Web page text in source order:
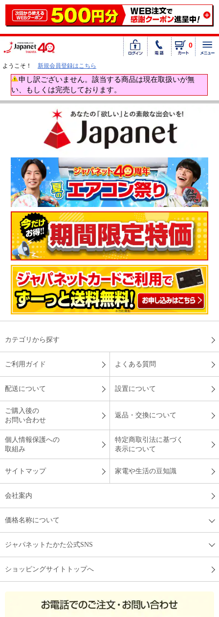
0
ようこそ！ 新規会員登録はこちら
申し訳ございません。該当する商品は現在取扱いが無
い、もしくは完売しております。
カテゴリから探す
ご利用ガイド よくある質問
配送について 設置について
ご購入後の
お問い合わせ
返品・交換について
個人情報保護への
取組み
特定商取引法に基づく
表示について
サイトマップ 家電や生活の豆知識
会社案内
価格名称について
ジャパネットたかた公式SNS
ショッピングサイトトップへ